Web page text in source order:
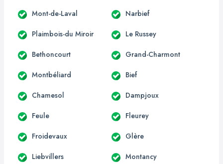
Mont-de-Laval Narbief
Plaimbois-du Miroir Le Russey
Bethoncourt Grand-Charmont
Montbéliard Bief
Chamesol Dampjoux
Feule Fleurey
Froidevaux Glère
Liebvillers Montancy